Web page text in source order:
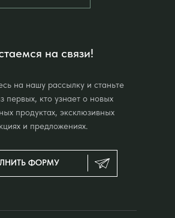
на связи!
на нашу рассылку и станьте
первых, кто узнает о новых
продуктах, эксклюзивных
и предложениях.
ФОРМУ